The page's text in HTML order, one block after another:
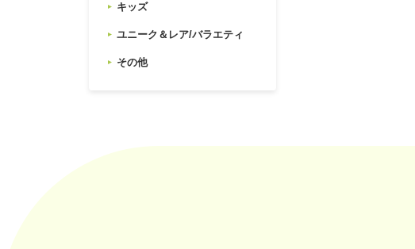
キッズ
ユニーク＆レア/バラエティ
その他